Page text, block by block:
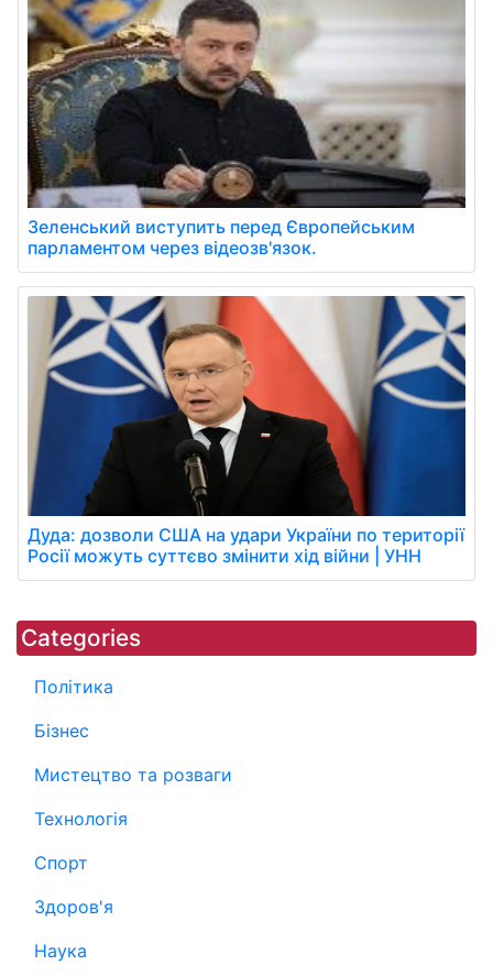
Зеленський виступить перед Європейським
парламентом через відеозв'язок.
Дуда: дозволи США на удари України по території
Росії можуть суттєво змінити хід війни | УНН
Categories
Політика
Бізнес
Мистецтво та розваги
Технологія
Спорт
Здоров'я
Наука